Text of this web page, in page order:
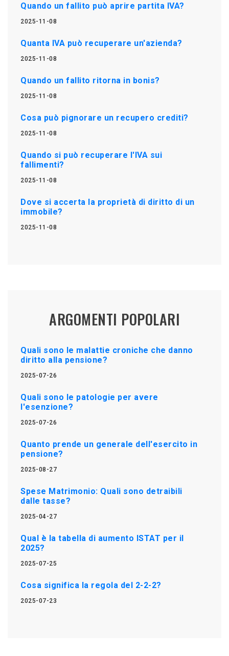
Quando un fallito può aprire partita IVA?
2025-11-08
Quanta IVA può recuperare un'azienda?
2025-11-08
Quando un fallito ritorna in bonis?
2025-11-08
Cosa può pignorare un recupero crediti?
2025-11-08
Quando si può recuperare l'IVA sui
fallimenti?
2025-11-08
Dove si accerta la proprietà di diritto di un
immobile?
2025-11-08
ARGOMENTI POPOLARI
Quali sono le malattie croniche che danno
diritto alla pensione?
2025-07-26
Quali sono le patologie per avere
l'esenzione?
2025-07-26
Quanto prende un generale dell'esercito in
pensione?
2025-08-27
Spese Matrimonio: Quali sono detraibili
dalle tasse?
2025-04-27
Qual è la tabella di aumento ISTAT per il
2025?
2025-07-25
Cosa significa la regola del 2-2-2?
2025-07-23